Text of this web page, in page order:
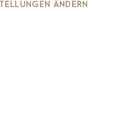
ÄNDERN